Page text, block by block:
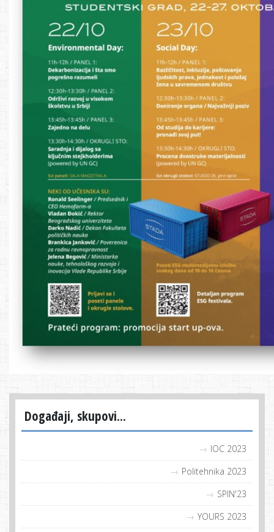
Događaji, skupovi...
IOC 2023
Politehnika 2023
SPIN'23
YOURS 2023